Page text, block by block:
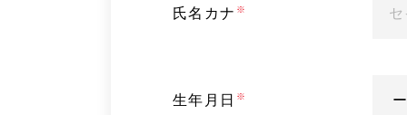
氏名カナ
生年月日